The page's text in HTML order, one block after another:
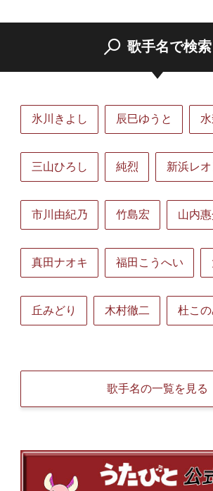
歌手名で検索
氷川きよし 辰巳ゆうと
三山ひろし 純烈 新浜レ
市川由紀乃 竹島宏 山内
真田ナオキ 福田こうへい
丘みどり 木村徹二 杜こ
歌手名の一覧を見る